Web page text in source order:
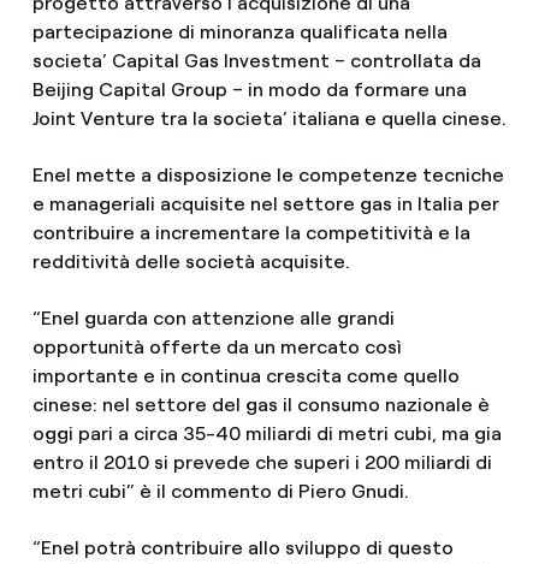
partecipazione di minoranza qualificata nella
societa’ Capital Gas Investment – controllata da
Beijing Capital Group – in modo da formare una
Joint Venture tra la societa’ italiana e quella cinese.
Enel mette a disposizione le competenze tecniche
e manageriali acquisite nel settore gas in Italia per
contribuire a incrementare la competitività e la
redditività delle società acquisite.
“Enel guarda con attenzione alle grandi
opportunità offerte da un mercato così
importante e in continua crescita come quello
cinese: nel settore del gas il consumo nazionale è
oggi pari a circa 35-40 miliardi di metri cubi, ma gia
entro il 2010 si prevede che superi i 200 miliardi di
metri cubi” è il commento di Piero Gnudi.
“Enel potrà contribuire allo sviluppo di questo